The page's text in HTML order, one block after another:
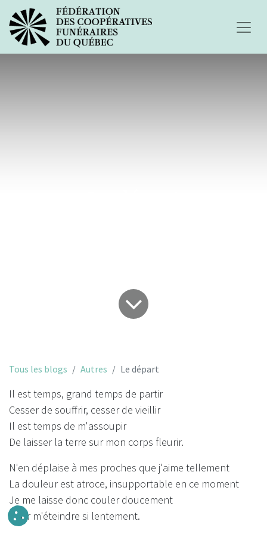
Tous les blogs Autres Le départ
Il est temps, grand temps de partir
Cesser de souffrir, cesser de vieillir
Il est temps de m'assoupir
De laisser la terre sur mon corps fleurir.
N'en déplaise à mes proches que j'aime tellement
La douleur est atroce, insupportable en ce moment
Je me laisse donc couler doucement
Pour m'éteindre si lentement.